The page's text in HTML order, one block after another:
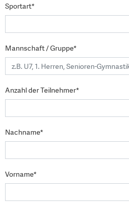
Sportart*
Mannschaft / Gruppe*
Anzahl der Teilnehmer*
Nachname*
Vorname*